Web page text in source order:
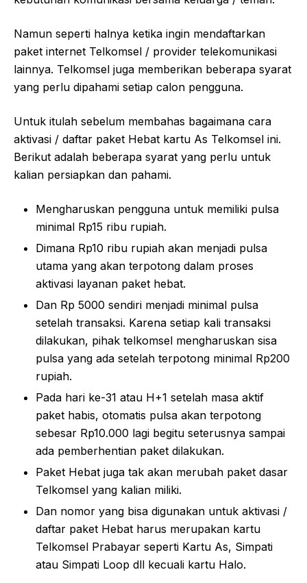
Namun seperti halnya ketika ingin mendaftarkan
paket internet Telkomsel / provider telekomunikasi
lainnya. Telkomsel juga memberikan beberapa syarat
yang perlu dipahami setiap calon pengguna.
Untuk itulah sebelum membahas bagaimana cara
aktivasi / daftar paket Hebat kartu As Telkomsel ini.
Berikut adalah beberapa syarat yang perlu untuk
kalian persiapkan dan pahami.
Mengharuskan pengguna untuk memiliki pulsa
minimal Rp15 ribu rupiah.
Dimana Rp10 ribu rupiah akan menjadi pulsa
utama yang akan terpotong dalam proses
aktivasi layanan paket hebat.
Dan Rp 5000 sendiri menjadi minimal pulsa
setelah transaksi. Karena setiap kali transaksi
dilakukan, pihak telkomsel mengharuskan sisa
pulsa yang ada setelah terpotong minimal Rp200
rupiah.
Pada hari ke-31 atau H+1 setelah masa aktif
paket habis, otomatis pulsa akan terpotong
sebesar Rp10.000 lagi begitu seterusnya sampai
ada pemberhentian paket dilakukan.
Paket Hebat juga tak akan merubah paket dasar
Telkomsel yang kalian miliki.
Dan nomor yang bisa digunakan untuk aktivasi /
daftar paket Hebat harus merupakan kartu
Telkomsel Prabayar seperti Kartu As, Simpati
atau Simpati Loop dll kecuali kartu Halo.